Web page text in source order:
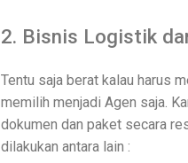
2. Bisnis Logistik
Tentu saja berat kalau harus
memilih menjadi Agen saja.
dokumen dan paket secara
dilakukan antara lain :